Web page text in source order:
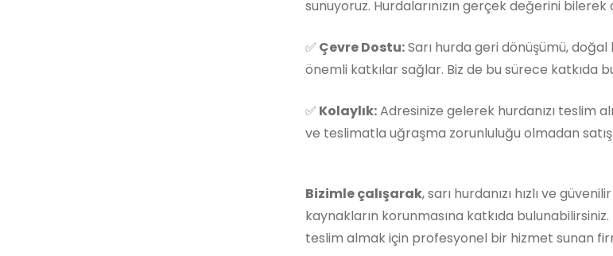
sunuyoruz. Hurdalarınızın gerçek değerini
✅ Çevre Dostu:Sarı hurda geri dönüşümü,
önemli katkılar sağlar. Biz de bu sürece katkıda
✅ Kolaylık:Adresinize gelerek hurdanızı teslim
ve teslimatla uğraşma zorunluluğu olmadan
Bizimle çalışarak, sarı hurdanızı hızlı ve
kaynakların korunmasına katkıda
teslim almak için profesyonel bir hizmet sunan